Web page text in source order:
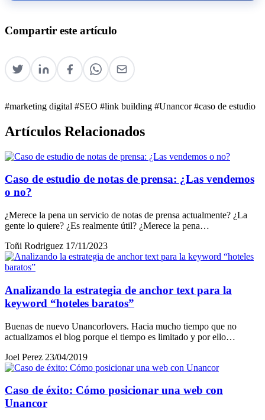
Compartir este artículo
#marketing digital #SEO #link building #Unancor#caso de estudio
Artículos Relacionados
Caso de estudio de notas de prensa: ¿Las vendemos
o no?
¿Merece la pena un servicio de notas de prensa actualmente? ¿La
gente lo quiere? ¿Es realmente útil? ¿Merece la pena…
Toñi Rodriguez 17/11/2023
Analizando la estrategia de anchor text para la
keyword “hoteles baratos”
Buenas de nuevo Unancorlovers. Hacia mucho tiempo que no
actualizamos el blog porque el tiempo es limitado y por ello…
Joel Perez 23/04/2019
Caso de éxito: Cómo posicionar una web con
Unancor